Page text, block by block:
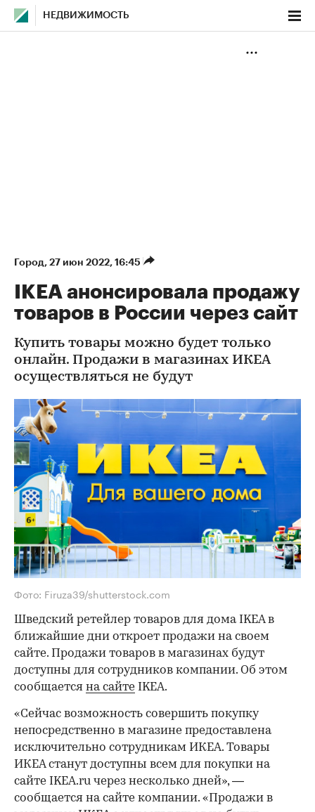
НЕДВИЖИМОСТЬ
Город⁠, 27 июн 2022, 16:45
IKEA анонсировала продажу
товаров в России через сайт
Купить товары можно будет только
онлайн. Продажи в магазинах ИКЕА
осуществляться не будут
Фото: Firuza39/shutterstock.com
Шведский ретейлер товаров для дома IKEA в
ближайшие дни откроет продажи на своем
сайте. Продажи товаров в магазинах будут
доступны для сотрудников компании. Об этом
сообщается на сайте IKEA.
«Сейчас возможность совершить покупку
непосредственно в магазине предоставлена
исключительно сотрудникам ИКЕА. Товары
ИКЕА станут доступны всем для покупки на
сайте IKEA.ru через несколько дней», —
сообщается на сайте компании. «Продажи в